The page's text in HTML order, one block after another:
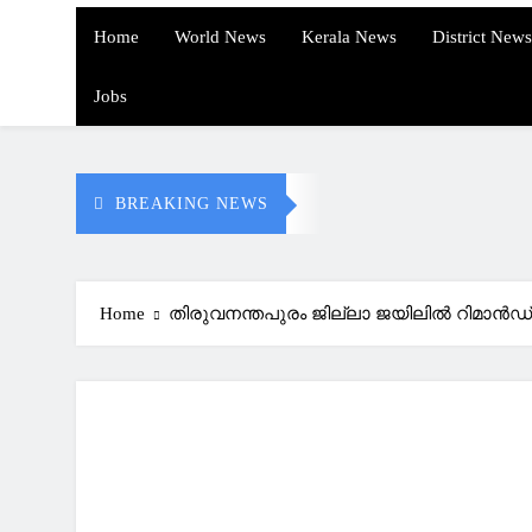
Home World News Kerala News District News
Jobs
BREAKING NEWS
Home തിരുവനന്തപുരം ജില്ലാ ജയിലില്‍